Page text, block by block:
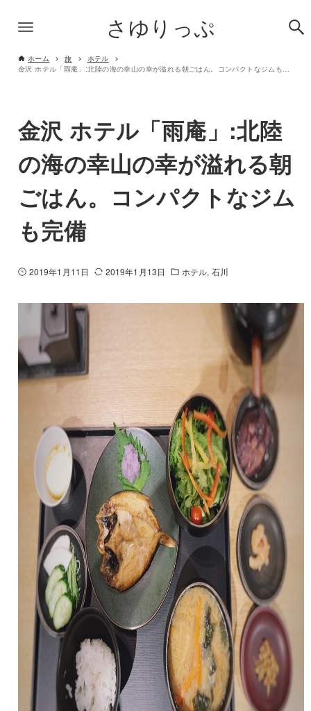
さゆりっぷ
ホーム 旅
ホテル
金沢 ホテル「雨庵」:北陸の海の幸山の幸が溢れる朝ごはん。コンパクトなジムも完備
金沢 ホテル「雨庵」:北陸
の海の幸山の幸が溢れる朝
ごはん。コンパクトなジム
も完備
2019年1月11日 2019年1月13日 ホテル 石川